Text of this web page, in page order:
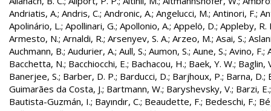
Andriatis, A.; Andris, C.; Andronic, A.; Angelucci, M.; Antinori, F.;
Apolinário, L.; Apollinari, G.; Apollonio, A.; Appelö, D.; Appleby, R.
Armesto, N.; Arnaldi, R.; Arsenyev, S. A.; Arzeo, M.; Asai, S.;
Auchmann, B.; Audurier, A.; Aull, S.; Aumon, S.; Aune, S.; Avino, F.;
Bacchetta, N.; Bacchiocchi, E.; Bachacou, H.; Baek, Y. W.; Baglin,
Banerjee, S.; Barber, D. P.; Barducci, D.; Barjhoux, P.; Barna, D.;
Guimarães da Costa, J.; Bartmann, W.; Baryshevsky, V.; Barzi, E.
Bautista-Guzmán, I.; Bayındır, C.; Beaudette, F.; Bedeschi, F.;